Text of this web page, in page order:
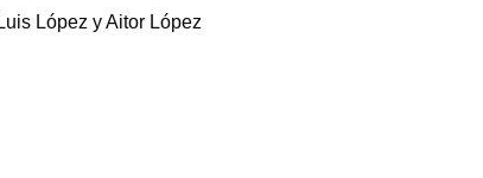
López y Aitor López